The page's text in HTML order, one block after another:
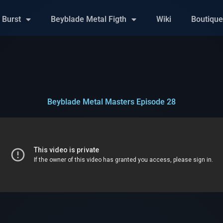
Burst Beyblade Metal Figth Wiki Boutique
Beyblade Metal Masters Episode 28